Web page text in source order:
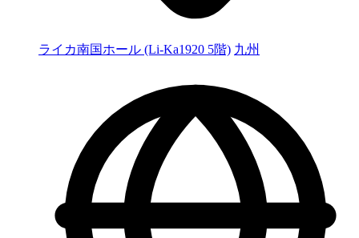
ライカ南国ホール (Li-Ka1920 5階) 九州